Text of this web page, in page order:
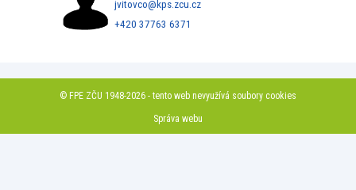
jvitovco@kps.zcu.cz
+420 37763 6371
© FPE ZČU 1948-2026 - tento web nevyužívá soubory cookies
Správa webu